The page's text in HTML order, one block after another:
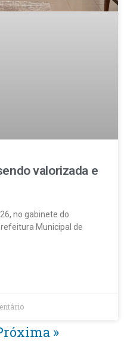
valorizada e
no gabinete do
Municipal de
»